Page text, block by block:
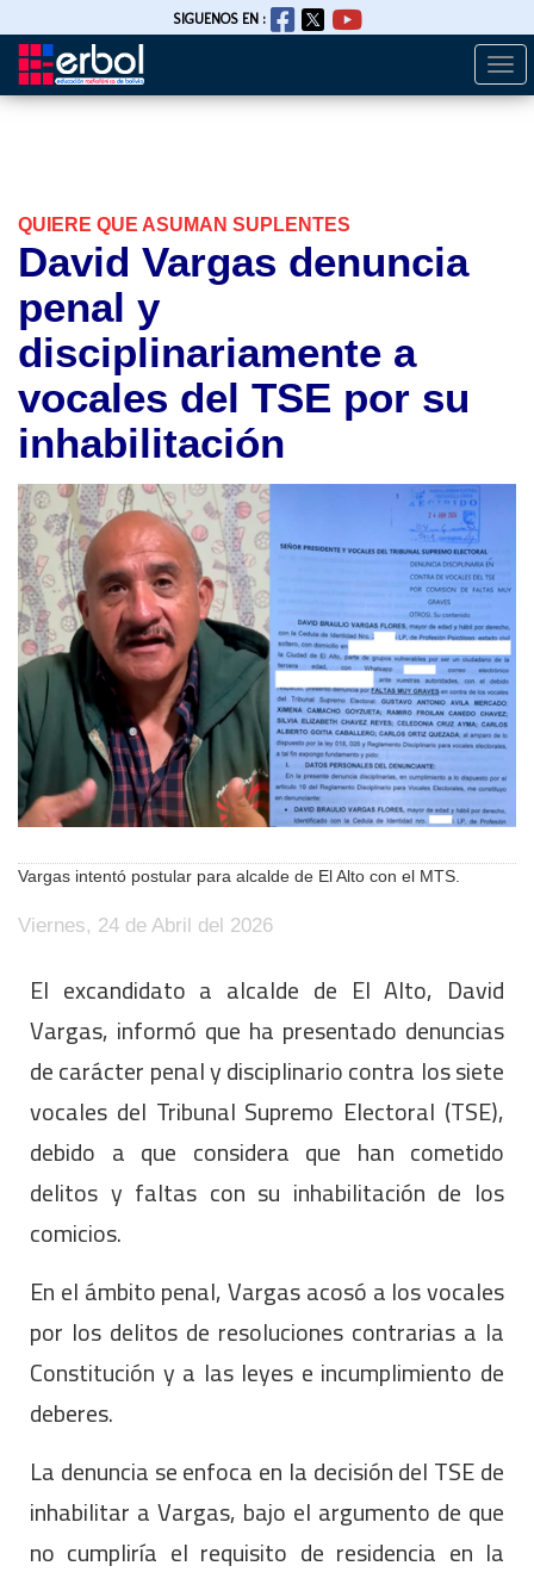
Pasar
SIGUENOS EN :
QUIERE QUE ASUMAN SUPLENTES
David Vargas denuncia
penal y
disciplinariamente a
vocales del TSE por su
inhabilitación
Vargas intentó postular para alcalde de El Alto con el MTS.
Viernes, 24 de Abril del 2026
El excandidato a alcalde de El Alto, David
Vargas, informó que ha presentado denuncias
de carácter penal y disciplinario contra los siete
vocales del Tribunal Supremo Electoral (TSE),
debido a que considera que han cometido
delitos y faltas con su inhabilitación de los
comicios.
En el ámbito penal, Vargas acosó a los vocales
por los delitos de resoluciones contrarias a la
Constitución y a las leyes e incumplimiento de
deberes.
La denuncia se enfoca en la decisión del TSE de
inhabilitar a Vargas, bajo el argumento de que
no cumpliría el requisito de residencia en la